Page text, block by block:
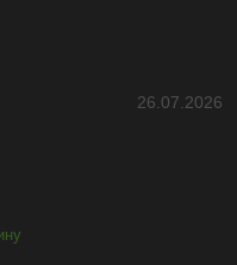
26.07.2026